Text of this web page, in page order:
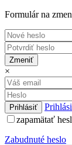
Formulár na
Zmeniť
×
zapamätať
Zabudnuté heslo